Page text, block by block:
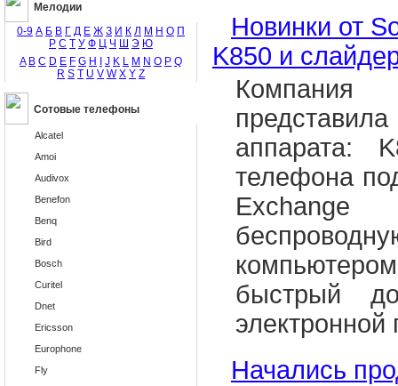
Мелодии
0-9 А Б В Г Д Е Ж З И К Л М Н О П
Р С Т У Ф Ц Ч Ш Э Ю
A B C D E F G H J K L M N O P Q
R S T U V W X Y Z
Сотовые телефоны
Alcatel
Amoi
Audivox
Benefon
Benq
Bird
Bosch
Curitel
Dnet
Ericsson
Europhone
Fly
Новинки от
K850 и
аппарата:
телефона
быстрый
электронной
Начались